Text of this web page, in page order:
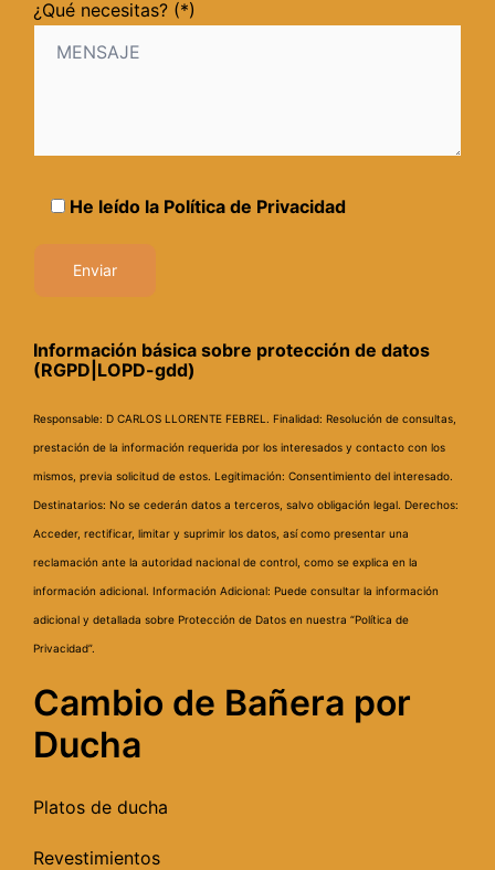
¿Qué necesitas? (*)
He leído la Política de Privacidad
Información básica sobre protección de datos
(RGPD|LOPD-gdd)
Responsable: D CARLOS LLORENTE FEBREL. Finalidad: Resolución de consultas,
prestación de la información requerida por los interesados y contacto con los
mismos, previa solicitud de estos. Legitimación: Consentimiento del interesado.
Destinatarios: No se cederán datos a terceros, salvo obligación legal. Derechos:
Acceder, rectificar, limitar y suprimir los datos, así como presentar una
reclamación ante la autoridad nacional de control, como se explica en la
información adicional. Información Adicional: Puede consultar la información
adicional y detallada sobre Protección de Datos en nuestra “Política de
Privacidad”.
Cambio de Bañera por
Ducha
Platos de ducha
Revestimientos